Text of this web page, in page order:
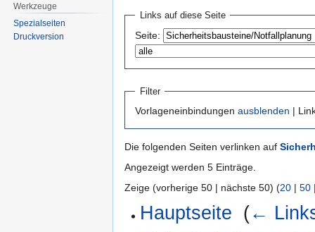
Navigation
springen
springen
Links auf diese Seite
Seite:
Filter
Vorlageneinbindungen ausblenden |
Die folgenden Seiten verlinken auf
Angezeigt werden 5 Einträge.
Zeige (vorherige 50 | nächste 50) (20 | 50
Hauptseite (←
Werkzeuge
Spezialseiten
Druckversion